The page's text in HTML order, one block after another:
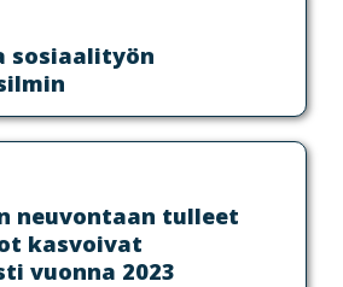
sosiaalityön
neuvontaan tulleet
kasvoivat
vuonna 2023